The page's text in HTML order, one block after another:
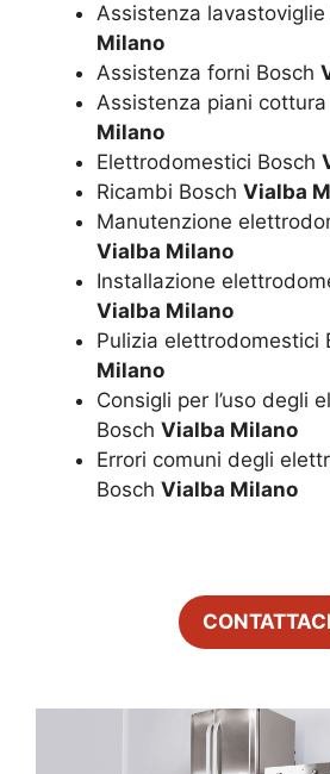
Assistenza lavastoviglie
Milano
Assistenza forni Bosch
Assistenza piani cottura
Milano
Elettrodomestici Bosch
Ricambi Bosch Vialba
Manutenzione
Vialba Milano
Installazione
Vialba Milano
Pulizia elettrodomestici
Milano
Consigli per l’uso degli
Bosch Vialba Milano
Errori comuni degli
Bosch Vialba Milano
CONTATTACI